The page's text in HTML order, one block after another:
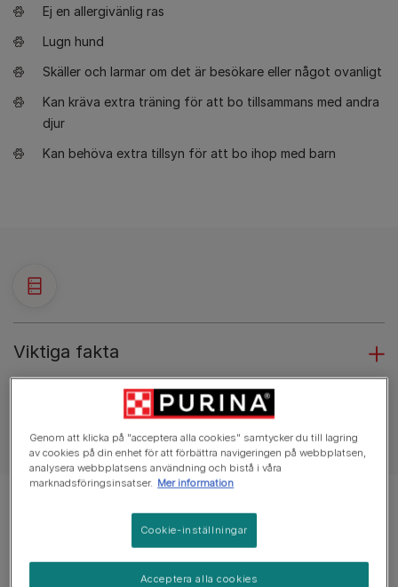
Ej en allergivänlig ras
Lugn hund
Skäller och larmar om det är besökare eller något ovanligt
Kan kräva extra träning för att bo tillsammans med andra
djur
Kan behöva extra tillsyn för att bo ihop med barn
Viktiga fakta
Karaktärsdrag och skötsel
Genom att klicka på "acceptera alla cookies" samtycker du till lagring
av cookies på din enhet för att förbättra navigeringen på webbplatsen,
analysera webbplatsens användning och bistå i våra
marknadsföringsinsatser. Mer information
Cookie-inställningar
Acceptera alla cookies